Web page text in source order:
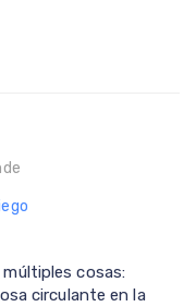
cosas:
circulante en la